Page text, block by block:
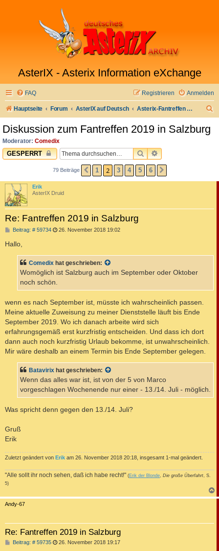
AsterIX - Asterix Information eXchange
FAQ Anmelden
Registrieren
Hauptseite Forum AsterIX auf Deutsch Asterix-Fantreffen & Stammtisch
Diskussion zum Fantreffen 2019 in Salzburg
Moderator: Comedix
GESPERRT SUCHEERWEITERTE
79 Beiträge VORHERIGE
1 2 3 4 5 6
Erik
AsterIX Druid
Re: Fantreffen 2019 in Salzburg
Beitrag: # 59734B
r
a
26. November 2018 19:02
Hallo,
Comedix hat geschrieben:
Womöglich ist Salzburg auch im September oder Oktober
noch schön.
wenn es nach September ist, müsste ich wahrscheinlich passen.
Meine aktuelle Zuweisung zu meiner Dienststelle läuft bis Ende
September 2019. Wo ich danach arbeite wird sich
erfahrungsgemäß erst kurzfristig entscheiden. Und dass ich dort
dann auch noch kurzfristig Urlaub bekomme, ist unwahrscheinlich.
Mir wäre deshalb an einem Termin bis Ende September gelegen.
Batavirix hat geschrieben:
Wenn das alles war ist, ist von der 5 von Marco
vorgeschlagen Wochenende nur einer - 13./14. Juli - möglich.
Was spricht denn gegen den 13./14. Juli?
Gruß
Erik
Zuletzt geändert von Erik am 26. November 2018 20:18, insgesamt 1-mal geändert.
"Alle sollt ihr noch sehen, daß ich habe recht!" (Erik der Blonde, Die große Überfahrt, S.
5)
a
Andy-67
Re: Fantreffen 2019 in Salzburg
Beitrag: # 59735B 26. November 2018 19:17